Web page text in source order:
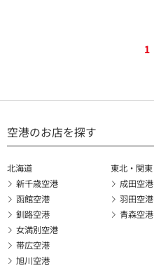
1
空港のお店を探す
北海道
新千歳空港
函館空港
釧路空港
女満別空港
帯広空港
旭川空港
東北・関東
成田空港
羽田空港
青森空港